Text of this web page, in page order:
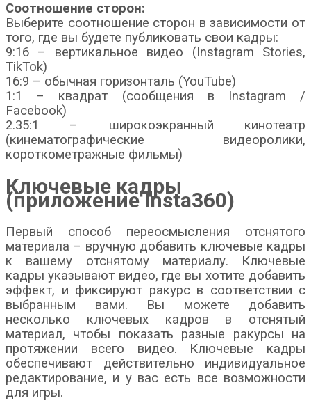
Соотношение сторон:
Выберите соотношение сторон в зависимости от
того, где вы будете публиковать свои кадры:
9:16 – вертикальное видео (Instagram Stories,
TikTok)
16:9 – обычная горизонталь (YouTube)
1:1 – квадрат (сообщения в Instagram /
Facebook)
2.35:1 – широкоэкранный кинотеатр
(кинематографические видеоролики,
короткометражные фильмы)
Ключевые кадры
(приложение Insta360)
Первый способ переосмысления отснятого
материала – вручную добавить ключевые кадры
к вашему отснятому материалу. Ключевые
кадры указывают видео, где вы хотите добавить
эффект, и фиксируют ракурс в соответствии с
выбранным вами. Вы можете добавить
несколько ключевых кадров в отснятый
материал, чтобы показать разные ракурсы на
протяжении всего видео. Ключевые кадры
обеспечивают действительно индивидуальное
редактирование, и у вас есть все возможности
для игры.